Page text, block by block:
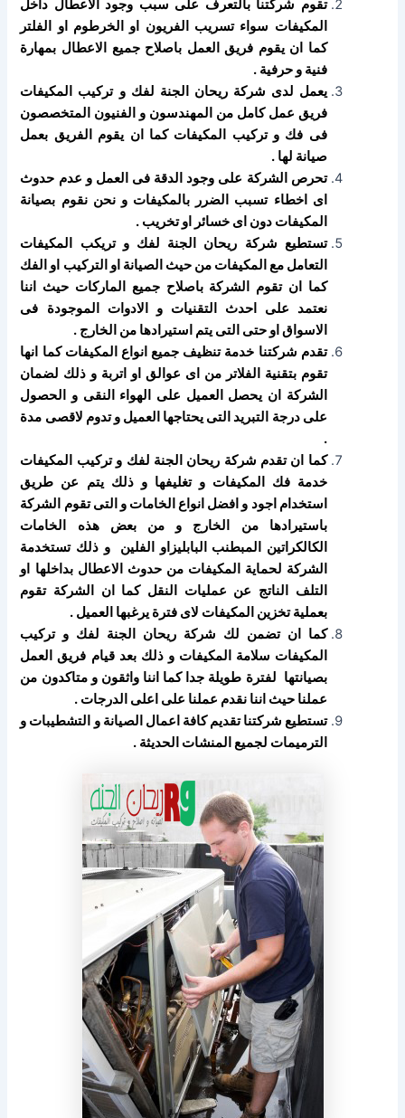
تقوم شركتنا بالتعرف على سبب وجود الاعطال داخل
المكيفات سواء تسريب الفريون او الخرطوم او الفلتر
كما ان يقوم فريق العمل باصلاح جميع الاعطال بمهارة
فنية و حرفية .
يعمل لدى شركة ريحان الجنة لفك و تركيب المكيفات
فريق عمل كامل من المهندسون و الفنيون المتخصصون
فى فك و تركيب المكيفات كما ان يقوم الفريق بعمل
صيانة لها .
تحرص الشركة على وجود الدقة فى العمل و عدم حدوث
اى اخطاء تسبب الضرر بالمكيفات و نحن نقوم بصيانة
المكيفات دون اى خسائر او تخريب .
تستطيع شركة ريحان الجنة لفك و تريكب المكيفات
التعامل مع المكيفات من حيث الصيانة او التركيب او الفك
كما ان تقوم الشركة باصلاح جميع الماركات حيث اننا
نعتمد على احدث التقنيات و الادوات الموجودة فى
الاسواق او حتى التى يتم استيرادها من الخارج .
تقدم شركتنا خدمة تنظيف جميع انواع المكيفات كما انها
تقوم بتقنية الفلاتر من اى عوالق او اتربة و ذلك لضمان
الشركة ان يحصل العميل على الهواء النقى و الحصول
على درجة التبريد التى يحتاجها العميل و تدوم لاقصى مدة
.
كما ان تقدم شركة ريحان الجنة لفك و تركيب المكيفات
خدمة فك المكيفات و تغليفها و ذلك يتم عن طريق
استخدام اجود و افضل انواع الخامات و التى تقوم الشركة
باستيرادها من الخارج و من بعض هذه الخامات
الكالكراتين المبطنب البابليزاو الفلين و ذلك تستخدمة
الشركة لحماية المكيفات من حدوث الاعطال بداخلها او
التلف الناتج عن عمليات النقل كما ان الشركة تقوم
بعملية تخزين المكيفات لاى فترة يرغبها العميل .
كما ان تضمن لك شركة ريحان الجنة لفك و تركيب
المكيفات سلامة المكيفات و ذلك بعد قيام فريق العمل
بصيانتها لفترة طويلة جدا كما اننا واثقون و متاكدون من
عملنا حيث اننا نقدم عملنا على اعلى الدرجات .
تستطيع شركتنا تقديم كافة اعمال الصيانة و التشطيبات و
الترميمات لجميع المنشات الحديثة .